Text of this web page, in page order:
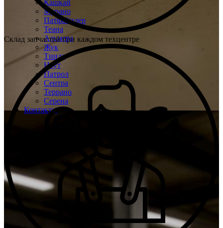
Кашкай
Мурано
Патфайндер
Теана
Альмера
Жук
Тиида
Ноут
Патрол
Сентра
Террано
Серена
Контакты
Склад запчастей при каждом техцентре